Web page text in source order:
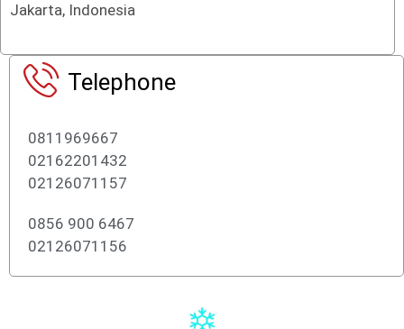
Jakarta, Indonesia
Telephone
0811969667
02162201432
02126071157
0856 900 6467
02126071156